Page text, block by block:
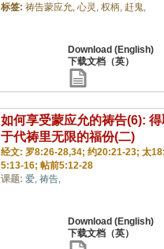
标签: 祷告蒙应允, 心灵, 权柄, 赶鬼,
如何享受蒙应允的祷告(6):
于代祷里无限的福份(二)
经文: 罗8:26-28,34; 约20:21-23; 太
5:13-16; 帖前5:12-28
课题: 爱, 祷告,